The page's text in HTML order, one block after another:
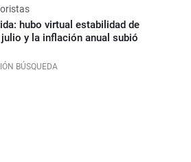
hubo virtual estabilidad de
y la inflación anual subió
BÚSQUEDA